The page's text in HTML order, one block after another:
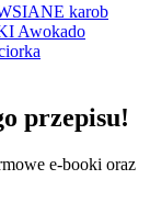
karob
Awokado
przepisu!
e-booki oraz